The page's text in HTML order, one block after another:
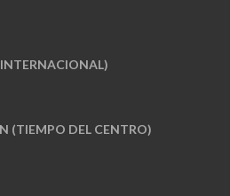
(TIEMPO DEL CENTRO)